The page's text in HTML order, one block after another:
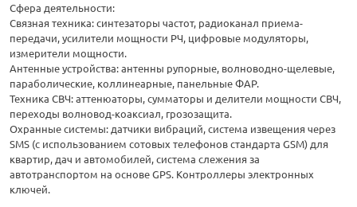
Сфера деятельности:
Связная техника: синтезаторы частот, радиоканал приема-
передачи, усилители мощности РЧ, цифровые модуляторы,
измерители мощности.
Антенные устройства: антенны рупорные, волноводно-щелевые,
параболические, коллинеарные, панельные ФАР.
Техника СВЧ: аттенюаторы, сумматоры и делители мощности СВЧ,
переходы волновод-коаксиал, грозозащита.
Охранные системы: датчики вибраций, система извещения через
SMS (с использованием сотовых телефонов стандарта GSM) для
квартир, дач и автомобилей, система слежения за
автотранспортом на основе GPS. Контроллеры электронных
ключей.